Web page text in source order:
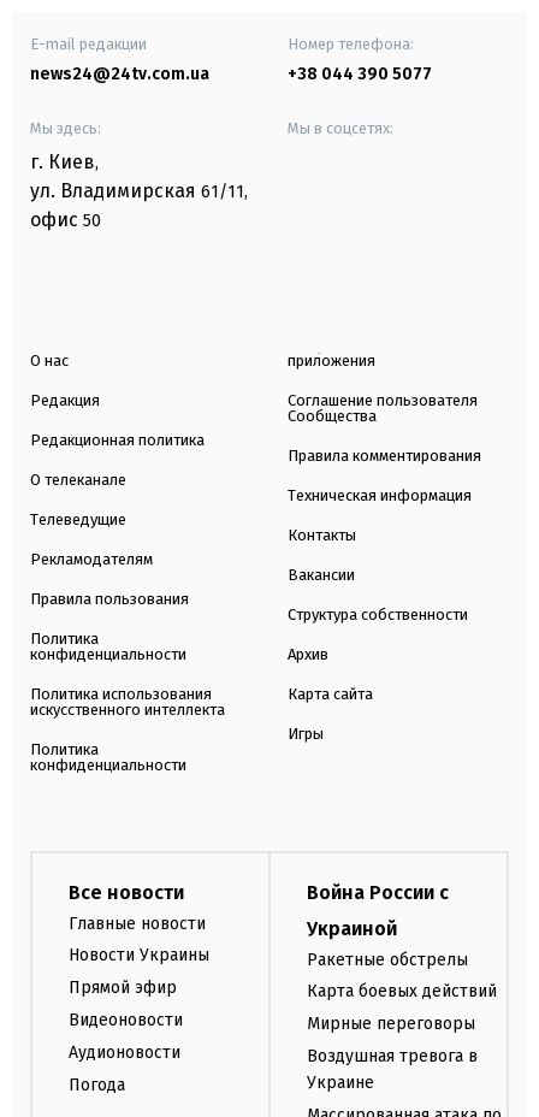
E-mail редакции
news24@24tv.com.ua
Номер телефона:
+38 044 390 5077
Мы здесь:
г. Киев,
ул. Владимирская 61/11,
офис 50
Мы в соцсетях:
О нас
Редакция
Редакционная политика
О телеканале
Телеведущие
Рекламодателям
Правила пользования
Политика
конфиденциальности
Политика использования
искусственного интеллекта
Политика
конфиденциальности
приложения
Соглашение пользователя
Сообщества
Правила комментирования
Техническая информация
Контакты
Вакансии
Структура собственности
Архив
Карта сайта
Игры
Все новости
Главные новости
Новости Украины
Прямой эфир
Видеоновости
Аудионовости
Погода
Война России с
Украиной
Ракетные обстрелы
Карта боевых действий
Мирные переговоры
Воздушная тревога в
Украине